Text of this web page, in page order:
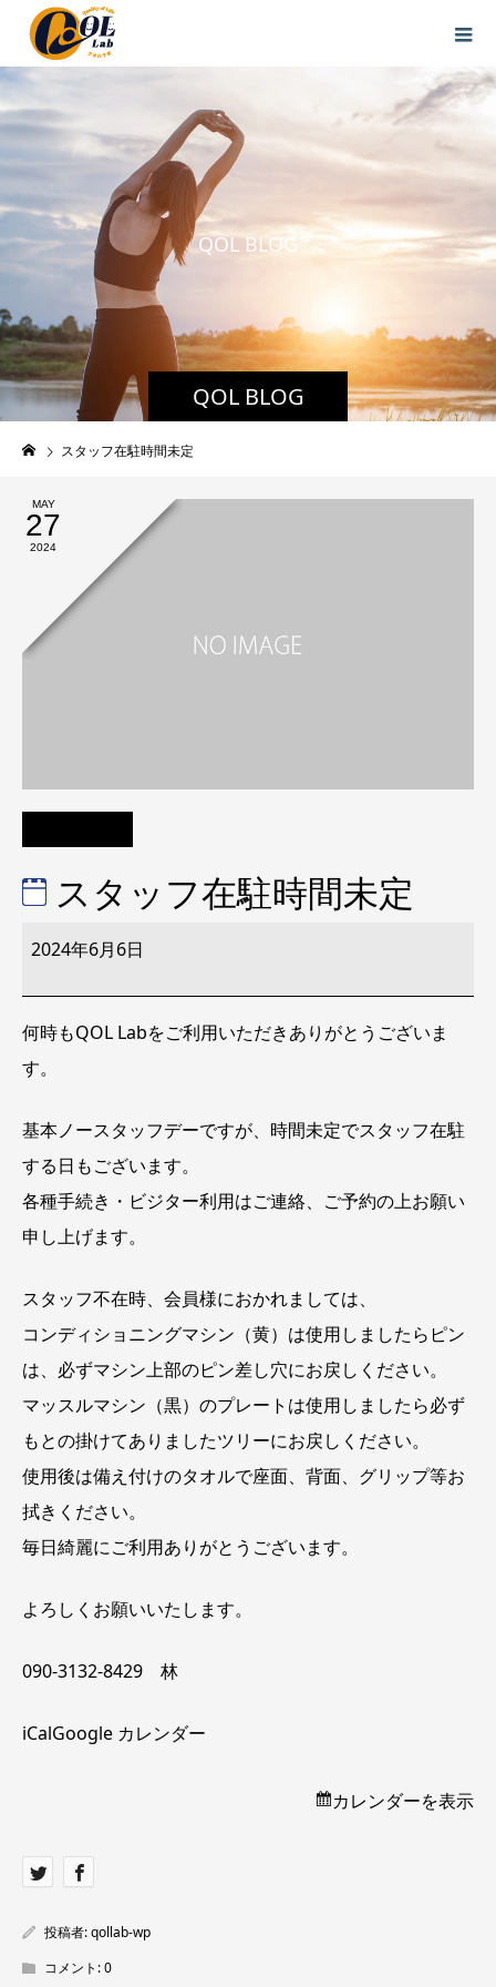
QOL BLOG
QOL BLOG
スタッフ在駐時間未定
MAY
27
2024
スタッフ在駐時間未定
タ
在
駐
時
未
2024年6月6日
何時もQOL Labをご利用いただきありがとうございま
す。
基本ノースタッフデーですが、時間未定でスタッフ在駐
する日もございます。
各種手続き・ビジター利用はご連絡、ご予約の上お願い
申し上げます。
スタッフ不在時、会員様におかれましては、
コンディショニングマシン（黄）は使用しましたらピン
は、必ずマシン上部のピン差し穴にお戻しください。
マッスルマシン（黒）のプレートは使用しましたら必ず
もとの掛けてありましたツリーにお戻しください。
使用後は備え付けのタオルで座面、背面、グリップ等お
拭きください。
毎日綺麗にご利用ありがとうございます。
よろしくお願いいたします。
090-3132-8429 林
iCalGoogle カレンダー
カレンダーを表示
投稿者:qollab-wp
コメント:0